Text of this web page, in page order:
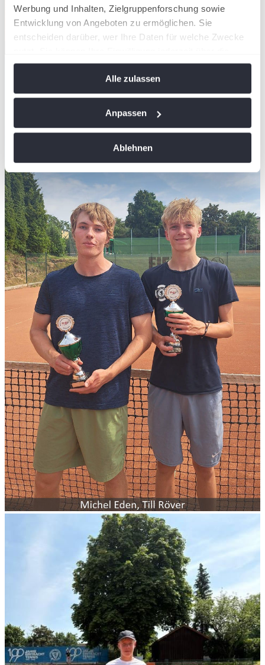
Werbung und Inhalten, Zielgruppenforschung sowie
Entwicklung von Angeboten zu ermöglichen. Sie
entscheiden darüber, wer Ihre Daten für welche Zwecke
Cookie-Erklärung oder durch Klicken auf das Privacy
Trigger Symbol ändern oder widerrufen
Wenn Sie es erlauben, würden wir auch gerne:
bestimmten Merkmalen (Fingerprinting) identifizieren
Erfahren Sie mehr darüber, wie Ihre persönlichen Daten
verarbeitet werden, und legen Sie Ihre Präferenzen im
Abschnitt Einzelheitenfest.
Wir verwenden Cookies, um Inhalte und Anzeigen zu
personalisieren, Funktionen für soziale Medien anbieten
zu können und die Zugriffe auf unsere Website zu
analysieren. Außerdem geben wir Informationen zu Ihrer
Verwendung unserer Website an unsere Partner für
soziale Medien, Werbung und Analysen weiter. Unsere
Partner führen diese Informationen möglicherweise mit
weiteren Daten zusammen, die Sie ihnen bereitgestellt
haben oder die sie im Rahmen Ihrer Nutzung der Dienste
gesammelt haben. DieCookie-Einstellungen
können
jederzeit über den Link im Footer aufgerufen und
angepasst werden.
Alle zulassen
Anpassen
Ablehnen